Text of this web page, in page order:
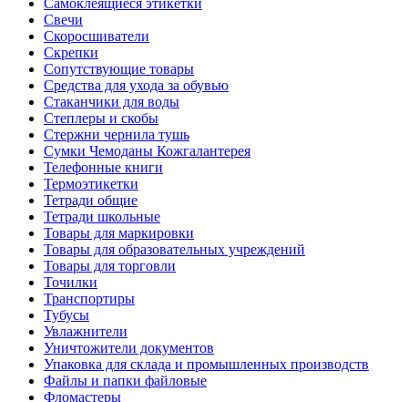
Самоклеящиеся этикетки
Свечи
Скоросшиватели
Скрепки
Сопутствующие товары
Средства для ухода за обувью
Стаканчики для воды
Степлеры и скобы
Стержни чернила тушь
Сумки Чемоданы Кожгалантерея
Телефонные книги
Термоэтикетки
Тетради общие
Тетради школьные
Товары для маркировки
Товары для образовательных учреждений
Товары для торговли
Точилки
Транспортиры
Тубусы
Увлажнители
Уничтожители документов
Упаковка для склада и промышленных производств
Файлы и папки файловые
Фломастеры